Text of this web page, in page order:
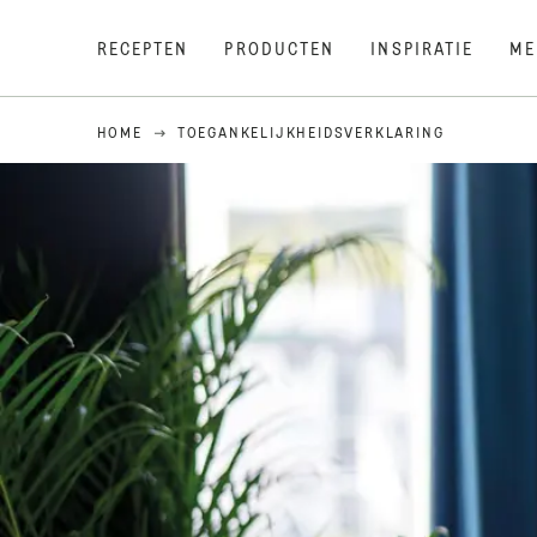
RECEPTEN PRODUCTEN INSPIRATIE
HOME TOEGANKELIJKHEIDSVERKLARING